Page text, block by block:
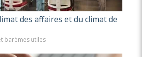
des affaires et du climat de
barèmes utiles